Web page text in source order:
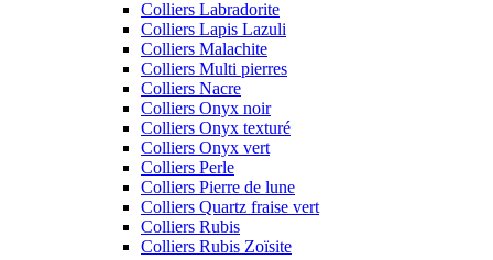
Colliers Labradorite
Colliers Lapis Lazuli
Colliers Malachite
Colliers Multi pierres
Colliers Nacre
Colliers Onyx noir
Colliers Onyx texturé
Colliers Onyx vert
Colliers Perle
Colliers Pierre de lune
Colliers Quartz fraise vert
Colliers Rubis
Colliers Rubis Zoïsite